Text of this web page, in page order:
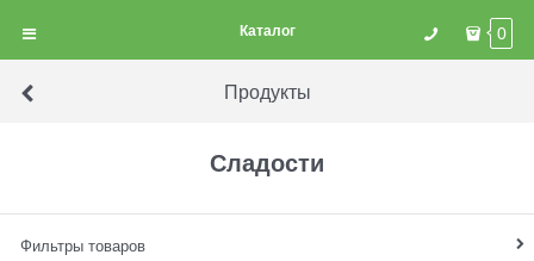
Каталог 0
Продукты
Сладости
Фильтры товаров